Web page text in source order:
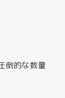
倒的な数量